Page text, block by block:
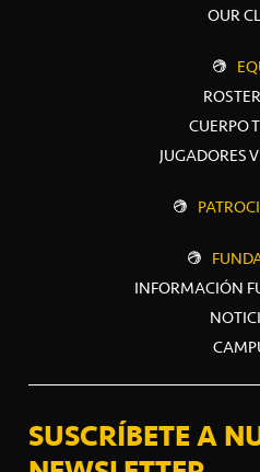
OUR
CUERPO
JUGADORES
INFORMACIÓN
SUSCRÍBETE A